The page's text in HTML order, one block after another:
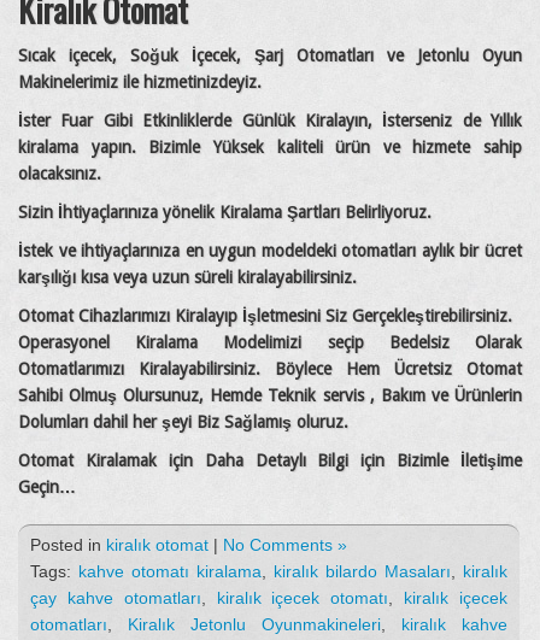
Kiralık Otomat
Sıcak içecek, Soğuk İçecek, Şarj Otomatları ve Jetonlu Oyun
Makinelerimiz ile hizmetinizdeyiz.
İster Fuar Gibi Etkinliklerde Günlük Kiralayın, İsterseniz de Yıllık
kiralama yapın. Bizimle Yüksek kaliteli ürün ve hizmete sahip
olacaksınız.
Sizin İhtiyaçlarınıza yönelik Kiralama Şartları Belirliyoruz.
İstek ve ihtiyaçlarınıza en uygun modeldeki otomatları aylık bir ücret
karşılığı kısa veya uzun süreli kiralayabilirsiniz.
Otomat Cihazlarımızı Kiralayıp İşletmesini Siz Gerçekleştirebilirsiniz.
Operasyonel Kiralama Modelimizi seçip Bedelsiz Olarak
Otomatlarımızı Kiralayabilirsiniz. Böylece Hem Ücretsiz Otomat
Sahibi Olmuş Olursunuz, Hemde Teknik servis , Bakım ve Ürünlerin
Dolumları dahil her şeyi Biz Sağlamış oluruz.
Otomat Kiralamak için Daha Detaylı Bilgi için Bizimle İletişime
Geçin…
Posted in kiralık otomat | No Comments »
Tags: kahve otomatı kiralama kiralık bilardo Masaları
kiralık
çay kahve otomatları
kiralık içecek otomatı
kiralık içecek
otomatları
Kiralık Jetonlu Oyunmakineleri
kiralık kahve